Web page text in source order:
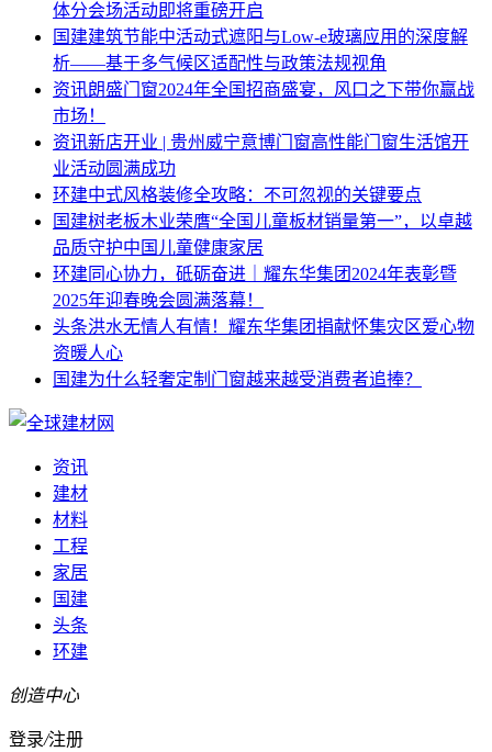
体分会场活动即将重磅开启
国建建筑节能中活动式遮阳与Low-e玻璃应用的深度解
析——基于多气候区适配性与政策法规视角
资讯朗盛门窗2024年全国招商盛宴，风口之下带你赢战
市场！
资讯新店开业 | 贵州威宁意博门窗高性能门窗生活馆开
业活动圆满成功
环建中式风格装修全攻略：不可忽视的关键要点
国建树老板木业荣膺“全国儿童板材销量第一”，以卓越
品质守护中国儿童健康家居
环建同心协力，砥砺奋进｜耀东华集团2024年表彰暨
2025年迎春晚会圆满落幕！
头条洪水无情人有情！耀东华集团捐献怀集灾区爱心物
资暖人心
国建为什么轻奢定制门窗越来越受消费者追捧？
资讯
建材
材料
工程
家居
国建
头条
环建
创造中心
登录/注册